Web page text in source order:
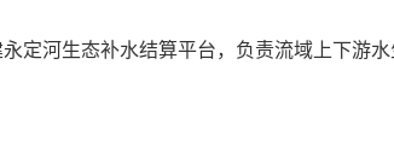
河生态补水结算平台，负责流域上下游水